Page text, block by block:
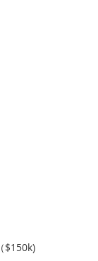
$150k)